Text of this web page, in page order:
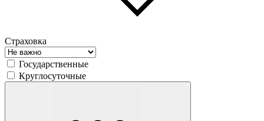
Страховка
Государственные
Круглосуточные